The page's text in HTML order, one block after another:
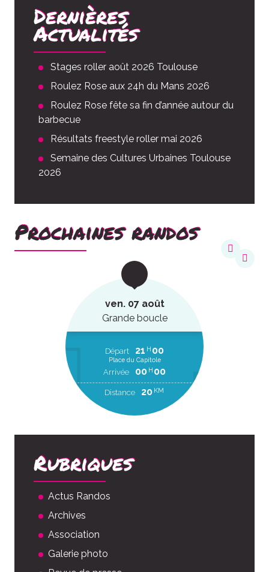
Dernières
Actualités
Stages roller août 2026 Toulouse
Roulez Rose aux 24h du Mans 2026
Roulez Rose fête sa fin d’année autour du
barbecue
Résultats freestyle roller mai 2026
Semaine des Cultures Urbaines Toulouse
2026
Prochaines randos
ven. 07 août
Grande boucle
Départ 21 H 00
Place du Capitole
Arrivée 00 H 00
Distance 20 KM
Rubriques
Actus Randos
Archives
Association
Galerie photo